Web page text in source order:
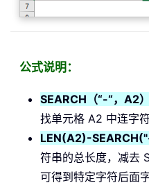
公式说明：
SEARCH（“-“，A2）
找单元格 A2 中连字符
LEN(A2)-
符串的总长度，减去
可得到特定字符后面